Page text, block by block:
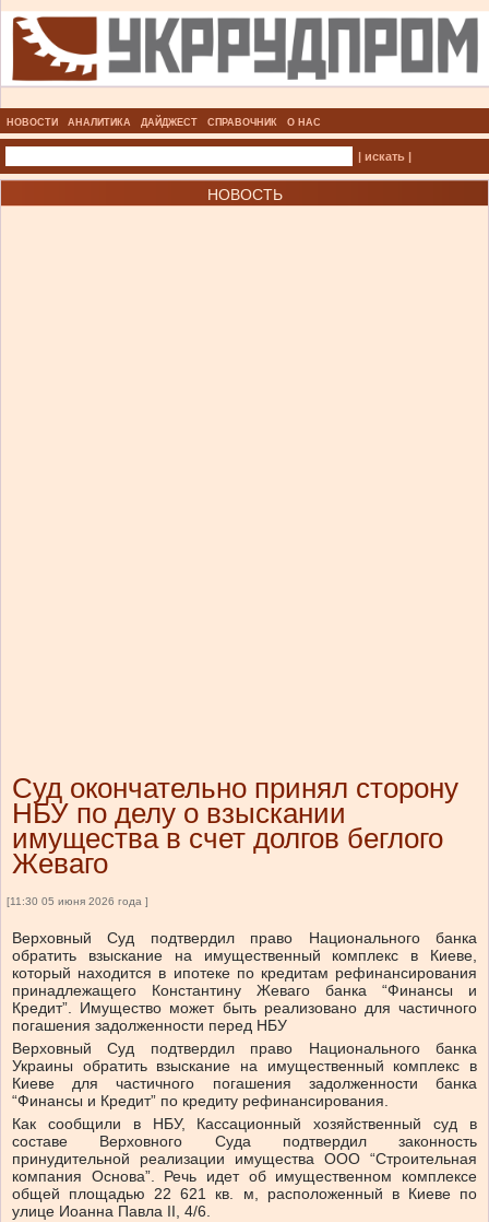
НОВОСТИ АНАЛИТИКА ДАЙДЖЕСТ СПРАВОЧНИК О НАС
| искать |
НОВОСТЬ
Суд окончательно принял сторону
НБУ по делу о взыскании
имущества в счет долгов беглого
Жеваго
[11:30 05 июня 2026 года ]
Верховный Суд подтвердил право Национального банка
обратить взыскание на имущественный комплекс в Киеве,
который находится в ипотеке по кредитам рефинансирования
принадлежащего Константину Жеваго банка “Финансы и
Кредит”. Имущество может быть реализовано для частичного
погашения задолженности перед НБУ
Верховный Суд подтвердил право Национального банка
Украины обратить взыскание на имущественный комплекс в
Киеве для частичного погашения задолженности банка
“Финансы и Кредит” по кредиту рефинансирования.
Как сообщили в НБУ, Кассационный хозяйственный суд в
составе Верховного Суда подтвердил законность
принудительной реализации имущества ООО “Строительная
компания Основа”. Речь идет об имущественном комплексе
общей площадью 22 621 кв. м, расположенный в Киеве по
улице Иоанна Павла II, 4/6.